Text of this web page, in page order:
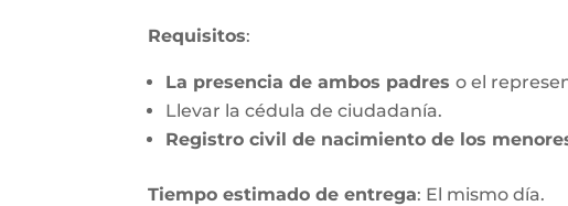
Requisitos:
La presencia de ambos padreso el
Llevar la cédula de ciudadanía.
Registro civil de nacimiento de los
Tiempo estimado de entrega: El mismo día.